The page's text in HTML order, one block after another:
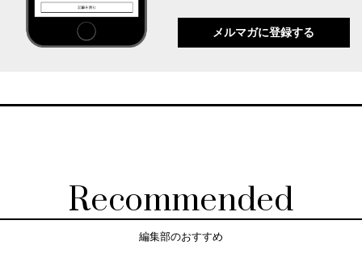
メルマガに登録する
Recommended
編集部のおすすめ